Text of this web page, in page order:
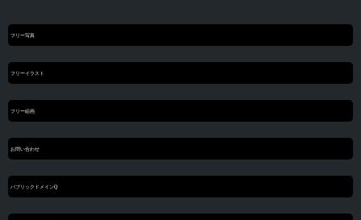
フリー写真
フリーイラスト
フリー絵画
お問い合わせ
パブリックドメインQ